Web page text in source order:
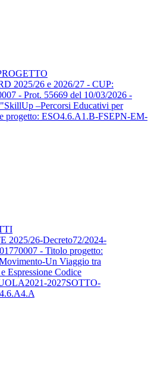
2025/26 e 2026/27 - CUP:
- Prot. 55669 del 10/03/2026 -
–Percorsi Educativi per
progetto: ESO4.6.A1.B-FSEPN-EM-
2025/26-Decreto72/2024-
- Titolo progetto:
Un Viaggio tra
Espressione Codice
2027SOTTO-